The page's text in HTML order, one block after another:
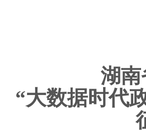
湖
“大数据时代